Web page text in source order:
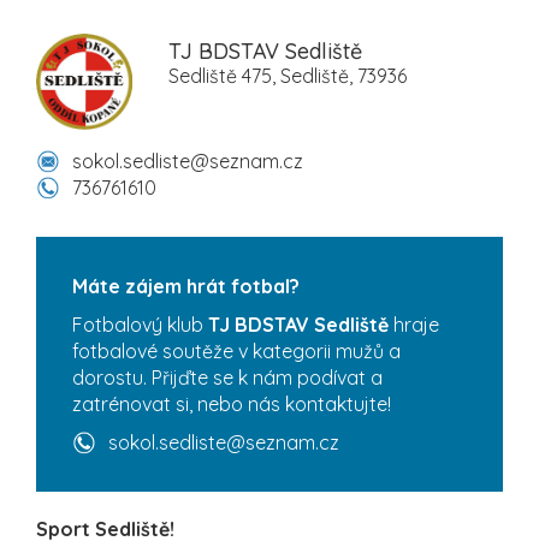
TJ BDSTAV Sedliště
Sedliště 475, Sedliště, 73936
sokol.sedliste@seznam.cz
736761610
Máte zájem hrát fotbal?
Fotbalový klub TJ BDSTAV Sedliště hraje
fotbalové soutěže v kategorii mužů a
dorostu. Přijďte se k nám podívat a
zatrénovat si, nebo nás kontaktujte!
sokol.sedliste@seznam.cz
Sport Sedliště!